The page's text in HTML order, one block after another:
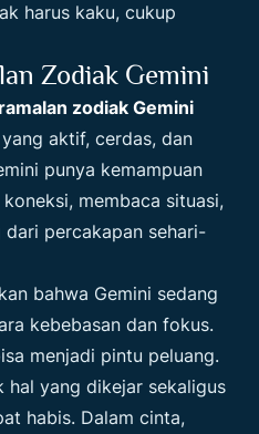
harus kaku, cukup
Zodiak Gemini
zodiak Gemini
aktif, cerdas, dan
punya kemampuan
membaca situasi,
dari percakapan sehari-
bahwa Gemini sedang
kebebasan dan fokus.
menjadi pintu peluang.
hal yang dikejar sekaligus
habis. Dalam cinta,